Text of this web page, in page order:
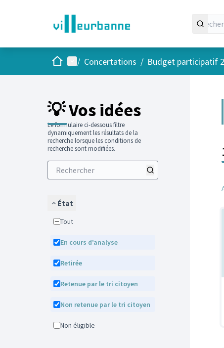
AccueilMenu principal
/ Concertations / Budget participatif
💡 Vos idées
Le formulaire ci-dessous filtre
dynamiquement les résultats de la
recherche lorsque les conditions de
recherche sont modifiées.
État
Tout
En cours d’analyse
Retirée
Retenue par le tri citoyen
Non retenue par le tri citoyen
Non éligible